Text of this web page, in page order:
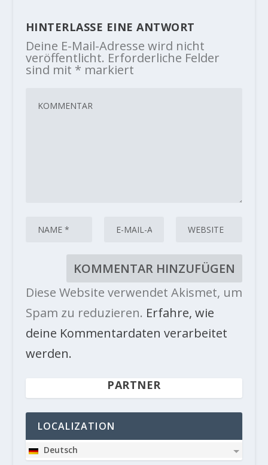
HINTERLASSE EINE ANTWORT
Deine E-Mail-Adresse wird nicht
veröffentlicht. Erforderliche Felder
sind mit * markiert
Diese Website verwendet Akismet, um
Spam zu reduzieren. Erfahre, wie
deine Kommentardaten verarbeitet
werden.
PARTNER
LOCALIZATION
Deutsch